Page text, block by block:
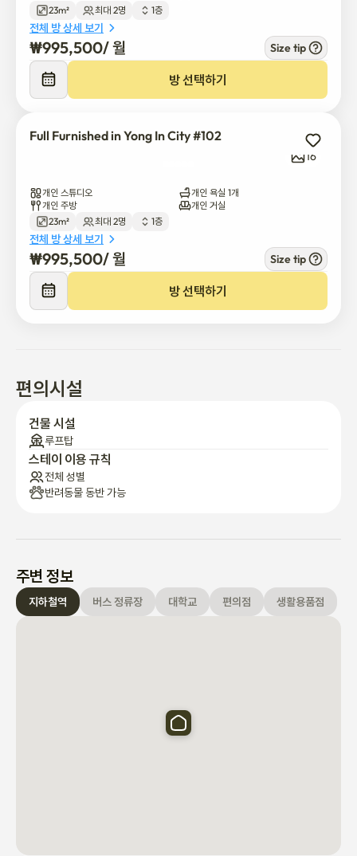
태를 확인하려면 저에게 연락해 주세요.
23m²
최대 2명 1층
전체 방 상세 보기
₩995,500/ 월 Size tip
방 선택하기
Full Furnished in Yong In City #102
16
개인 스튜디오
개인 욕실 1개
개인 주방
개인 거실
23m²
최대 2명 1층
전체 방 상세 보기
₩995,500/ 월 Size tip
방 선택하기
편의시설
건물 시설
루프탑
스테이 이용 규칙
전체 성별
반려동물 동반 가능
주변 정보
지하철역 버스 정류장 대학교 편의점 생활용품점